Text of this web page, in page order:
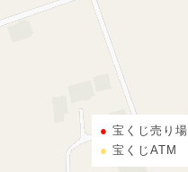
宝くじ売り場
宝くじATM